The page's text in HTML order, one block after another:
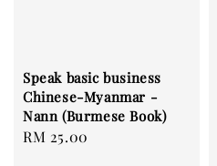
Speak basic business
Chinese-Myanmar -
Nann (Burmese Book)
Regular
RM 25.00